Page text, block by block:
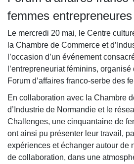
femmes entrepreneures
Le mercredi 20 mai, le Centre
la Chambre de Commerce et
l’occasion d’un événement
l’entrepreneuriat féminins,
Forum d’affaires franco-serbe des
En collaboration avec la Chambre
d’Industrie de Normandie et le
Challenges, une cinquantaine de
ont ainsi pu présenter leur travail,
expériences et échanger autour de
de collaboration, dans une